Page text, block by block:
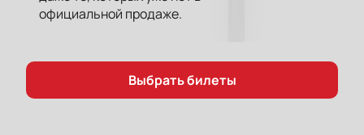
официальной продаже.
Выбрать билеты